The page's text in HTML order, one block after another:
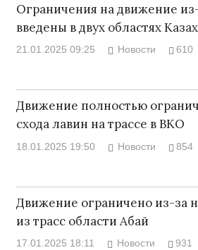
Ограничения на движение
введены в двух областях
21.01.2025 09:25 Новости 610
Движение полностью
схода лавин на трассе в ВКО
18.01.2025 19:50 Новости 854
Движение ограничено из-за
из трасс области Абай
17.01.2025 18:11 Новости 931